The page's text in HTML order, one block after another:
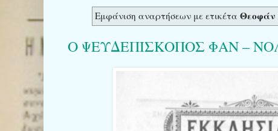
Εμφάνιση αναρτήσεων με ετικέτα Θεοφάν
Ο ΨΕΥΔΕΠΙΣΚΟΠΟΣ ΦΑΝ –